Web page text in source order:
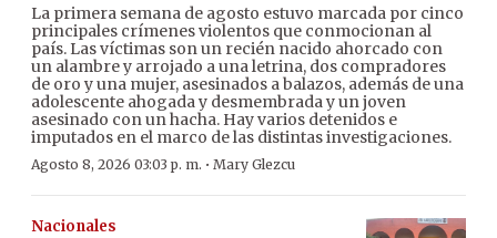
La primera semana de agosto estuvo marcada por cinco
principales crímenes violentos que conmocionan al
país. Las víctimas son un recién nacido ahorcado con
un alambre y arrojado a una letrina, dos compradores
de oro y una mujer, asesinados a balazos, además de una
adolescente ahogada y desmembrada y un joven
asesinado con un hacha. Hay varios detenidos e
imputados en el marco de las distintas investigaciones.
Agosto 8, 2026 03:03 p. m. · Mary Glezcu
Nacionales